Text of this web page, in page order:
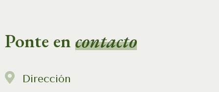
Ponte encontacto
Dirección